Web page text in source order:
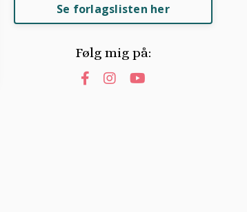
Se forlagslisten her
Følg mig på: